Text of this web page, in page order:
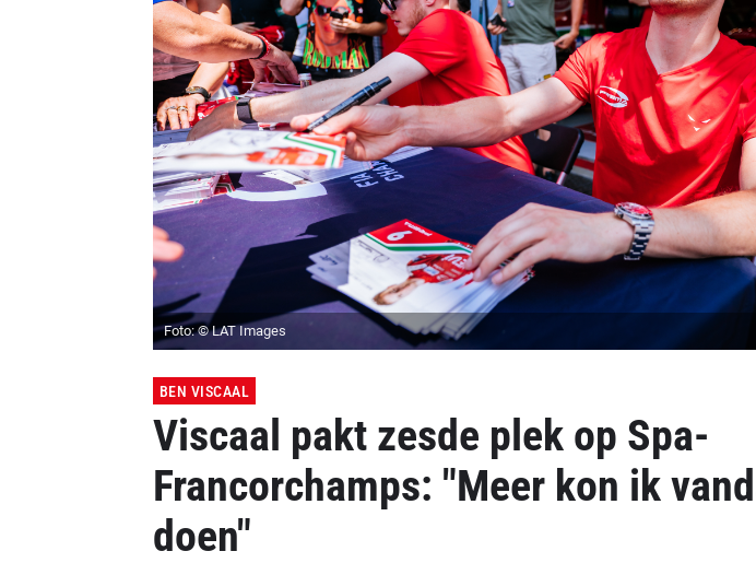
Foto: © LAT Images
BEN VISCAAL
Viscaal pakt zesde plek op Spa-
Francorchamps: "Meer kon ik
doen"